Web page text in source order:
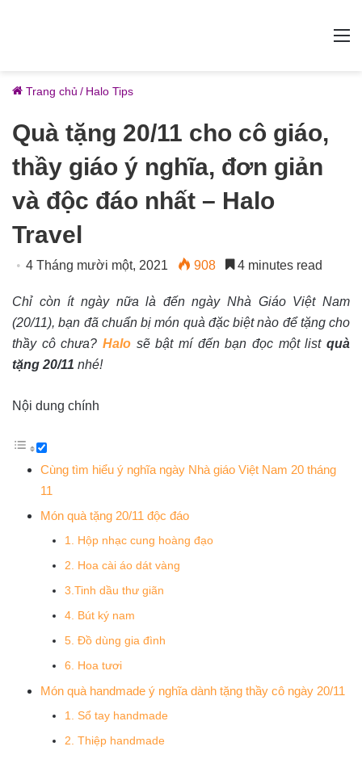
Trang chủ / Halo Tips
Quà tặng 20/11 cho cô giáo,
thầy giáo ý nghĩa, đơn giản
và độc đáo nhất – Halo
Travel
4 Tháng mười một, 2021 908 4 minutes read
Chỉ còn ít ngày nữa là đến ngày Nhà Giáo Việt Nam
(20/11), bạn đã chuẩn bị món quà đặc biệt nào để tặng cho
thầy cô chưa? Halo sẽ bật mí đến bạn đọc một list quà
tặng 20/11 nhé!
Nội dung chính
Cùng tìm hiểu ý nghĩa ngày Nhà giáo Việt Nam 20 tháng
11
Món quà tặng 20/11 độc đáo
1. Hộp nhạc cung hoàng đạo
2. Hoa cài áo dát vàng
3.Tinh dầu thư giãn
4. Bút ký nam
5. Đồ dùng gia đình
6. Hoa tươi
Món quà handmade ý nghĩa dành tặng thầy cô ngày 20/11
1. Sổ tay handmade
2. Thiệp handmade